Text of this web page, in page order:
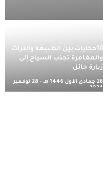
10حكايات بين الطبيعة والتراث
والمغامرة تجذب السياح إلى
زيارة حائل
26 جمادى الأول 1446 هـ - 28 نوفمبر
2024 م